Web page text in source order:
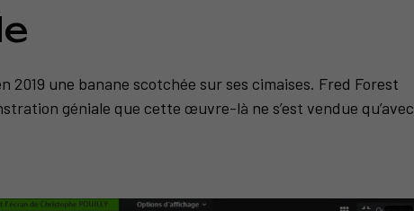
2019 une banane scotchée sur ses cimaises. Fred Forest
géniale que cette œuvre-là ne s’est vendue qu’avec